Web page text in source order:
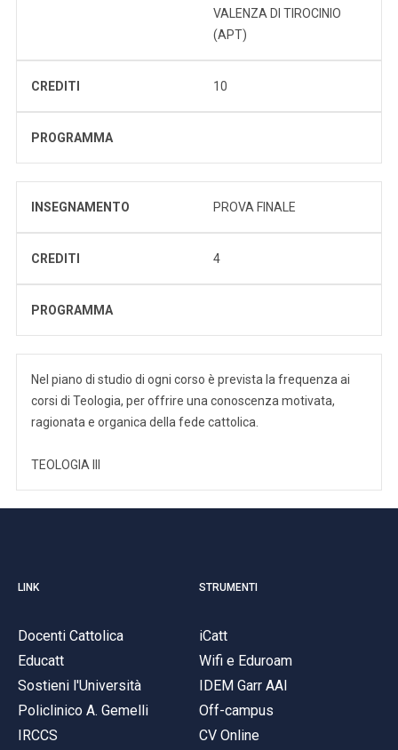
VALENZA DI TIROCINIO
(APT)
CREDITI 10
PROGRAMMA
INSEGNAMENTO PROVA FINALE
CREDITI 4
PROGRAMMA
Nel piano di studio di ogni corso è prevista la frequenza ai
corsi di Teologia, per offrire una conoscenza motivata,
ragionata e organica della fede cattolica.
TEOLOGIA III
LINK
Docenti Cattolica
Educatt
Sostieni l'Università
Policlinico A. Gemelli
IRCCS
STRUMENTI
iCatt
Wifi e Eduroam
IDEM Garr AAI
Off-campus
CV Online